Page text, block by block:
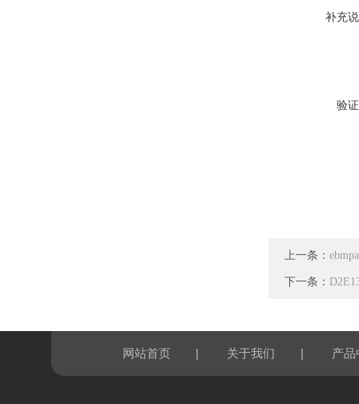
补充
验
上一条：
下一条：
网站首页 | 关于我们 | 产品